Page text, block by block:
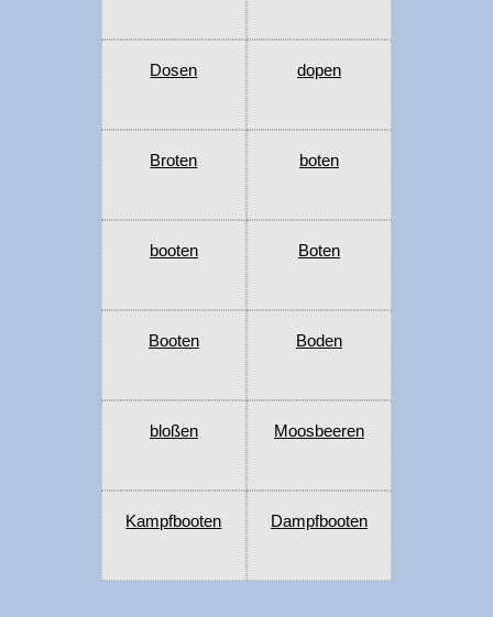
Dosen dopen
Broten boten
booten Boten
Booten Boden
bloßen Moosbeeren
Kampfbooten Dampfbooten